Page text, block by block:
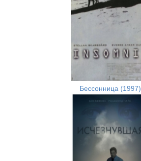
Бессонница (1997)